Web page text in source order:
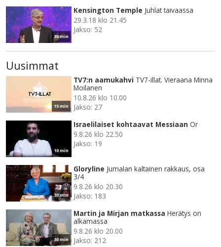
30 min
Kensington Temple Juhlat taivaassa
29.3.18 klo 21.45
Jakso: 52
Uusimmat
15 min
TV7:n aamukahvi TV7-illat. Vieraana Minna
Moilanen
10.8.26 klo 10.00
Jakso: 27
10 min
Israelilaiset kohtaavat Messiaan Or
9.8.26 klo 22.50
Jakso: 19
30 min
Gloryline Jumalan kaltainen rakkaus, osa
3/4
9.8.26 klo 20.30
Jakso: 183
30 min
Martin ja Mirjan matkassa Herätys on
alkamassa
9.8.26 klo 20.00
Jakso: 212